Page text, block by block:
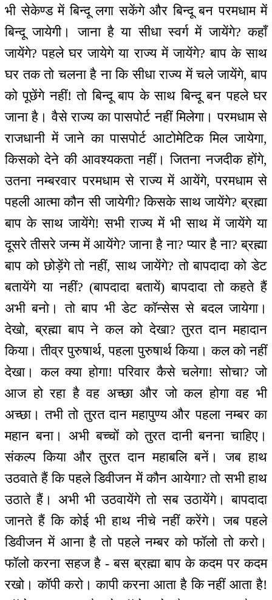
भी सेकेण्ड में बिन्दू लगा सकेंगे और बिन्दू बन परमधाम में
बिन्दू जायेगी। जाना है या सीधा स्वर्ग में जायेंगे? कहाँ
जायेंगे? पहले घर जायेगे या राज्य में जायेंगे? बाप के साथ
घर तक तो चलना है ना कि सीधा राज्य में चले जायेंगे, बाप
को पूछेंगे नहीं! तो बिन्दू बाप के साथ बिन्दू बन पहले घर
जाना है। वैसे राज्य का पासपोर्ट नहीं मिलेगा। परमधाम से
राजधानी में जाने का पासपोर्ट आटोमेटिक मिल जायेगा,
किसको देने की आवश्यकता नहीं। जितना नजदीक होंगे,
उतना नम्बरवार परमधाम से राज्य में आयेंगे, परमधाम से
पहली आत्मा कौन सी जायेगी? किसके साथ जायेंगे? ब्रह्मा
बाप के साथ जायेंगे! सभी राज्य में भी साथ में जायेंगे या
दूसरे तीसरे जन्म में आयेंगे? जाना है ना? प्यार है ना? ब्रह्मा
बाप को छोड़ेंगे तो नहीं, साथ जायेंगे? तो बापदादा को डेट
बतायेंगे या नहीं? (बापदादा बतायें) बापदादा तो कहते हैं
अभी बनो। तो बाप भी डेट कॉन्सेस से बदल जायेगा।
देखो, ब्रह्मा बाप ने कल को देखा? तुरत दान महादान
किया। तीव्र पुरुषार्थ, पहला पुरुषार्थ किया। कल को नहीं
देखा। कल क्या होगा! परिवार कैसे चलेगा! सोचा? जो
आज हो रहा है वह अच्छा और जो कल होगा वह भी
अच्छा। तभी तो तुरत दान महापुण्य और पहला नम्बर का
महान बना। अभी बच्चों को तुरत दानी बनना चाहिए।
संकल्प किया और तुरत दान महाबलि बनें। जब हाथ
उठवाते हैं कि पहले डिवीजन में कौन आयेगा? तो सभी हाथ
उठाते हैं। अभी भी उठवायेंगे तो सब उठायेंगे। बापदादा
जानते हैं कि कोई भी हाथ नीचे नहीं करेंगे। जब पहले
डिवीजन में आना है तो पहले नम्बर को फॉलो तो करो।
फॉलो करना सहज है - बस ब्रह्मा बाप के कदम पर कदम
रखो। कॉपी करो। कापी करना आता है कि नहीं आता है!